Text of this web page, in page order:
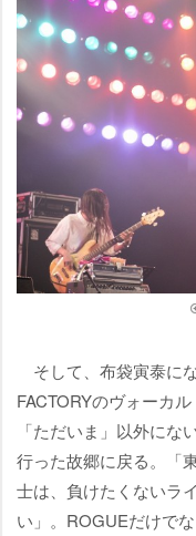
そして、布袋寅泰に
FACTORYのヴォーカ
「ただいま」以外にな
行った故郷に戻る。「
士は、負けたくないラ
い」。ROGUEだけで